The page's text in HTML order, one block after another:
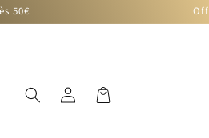
Offre exclusive !
Connexion Panier